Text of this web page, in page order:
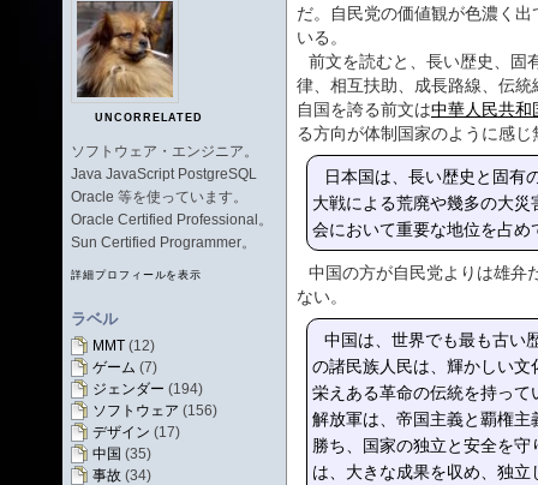
UNCORRELATED
ソフトウェア・エンジニア。
Java JavaScript PostgreSQL
Oracle 等を使っています。
Oracle Certified Professional。
Sun Certified Programmer。
詳細プロフィールを表示
ラベル
MMT (12)
ゲーム (7)
ジェンダー (194)
ソフトウェア (156)
デザイン (17)
中国 (35)
事故 (34)
だ。自民党の価値観が色濃く出
いる。
前文を読むと、長い歴史、固
律、相互扶助、成長路線、伝
自国を誇る前文は中華人民共和
る方向が体制国家のように感じ
日本国は、長い歴史と固有
大戦による荒廃や幾多の大
会において重要な地位を占め
中国の方が自民党よりは雄弁
ない。
中国は、世界でも最も古い
の諸民族人民は、輝かしい
栄えある革命の伝統を持っ
解放軍は、帝国主義と覇権
勝ち、国家の独立と安全を
は、大きな成果を収め、独